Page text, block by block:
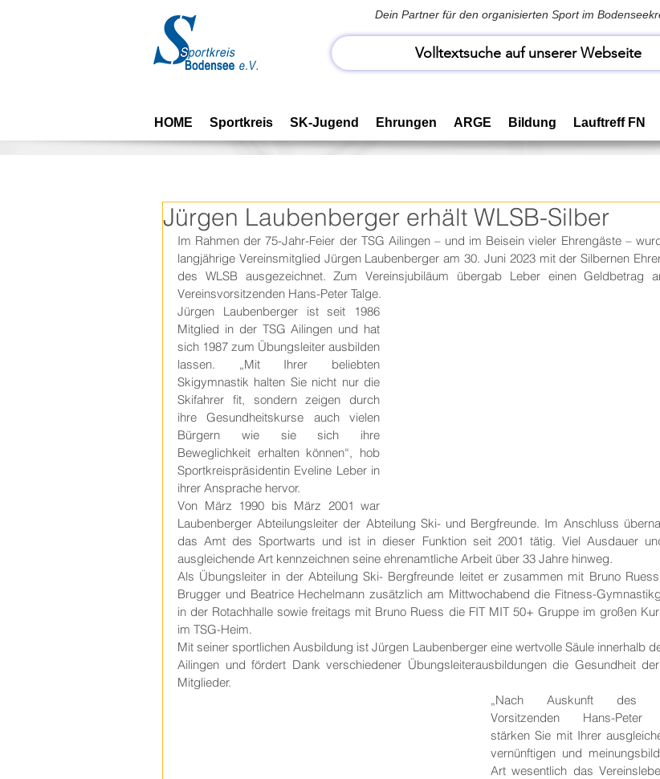
Dein Partner für den organisierten Sport im
Volltextsuche auf unserer Webseite
HOME Sportkreis SK-Jugend Ehrungen ARGE Bildung Lauftreff FN
Jürgen Laubenberger erhält WLSB-Silber
Im Rahmen der 75-Jahr-Feier der TSG Ailingen – und im Beisein vieler Ehrengäste –
langjährige Vereinsmitglied Jürgen Laubenberger am 30. Juni 2023 mit der Silbernen
des WLSB ausgezeichnet. Zum Vereinsjubiläum übergab Leber einen Geldbetrag
Vereinsvorsitzenden Hans-Peter Talge.
Jürgen Laubenberger ist seit 1986
Mitglied in der TSG Ailingen und hat
sich 1987 zum Übungsleiter ausbilden
lassen. „Mit Ihrer beliebten
Skigymnastik halten Sie nicht nur die
Skifahrer fit, sondern zeigen durch
ihre Gesundheitskurse auch vielen
Bürgern wie sie sich ihre
Beweglichkeit erhalten können“, hob
Sportkreispräsidentin Eveline Leber in
ihrer Ansprache hervor.
Von März 1990 bis März 2001 war
Laubenberger Abteilungsleiter der Abteilung Ski- und Bergfreunde. Im Anschluss
das Amt des Sportwarts und ist in dieser Funktion seit 2001 tätig. Viel Ausdauer
ausgleichende Art kennzeichnen seine ehrenamtliche Arbeit über 33 Jahre hinweg.
Als Übungsleiter in der Abteilung Ski- Bergfreunde leitet er zusammen mit Bruno
Brugger und Beatrice Hechelmann zusätzlich am Mittwochabend die Fitness-
in der Rotachhalle sowie freitags mit Bruno Ruess die FIT MIT 50+ Gruppe im großen
im TSG-Heim.
Mit seiner sportlichen Ausbildung ist Jürgen Laubenberger eine wertvolle Säule innerhalb
Ailingen und fördert Dank verschiedener Übungsleiterausbildungen die Gesundheit
Mitglieder.
„Nach Auskunft des
Vorsitzenden Hans-Peter
stärken Sie mit Ihrer
vernünftigen und
Art wesentlich das